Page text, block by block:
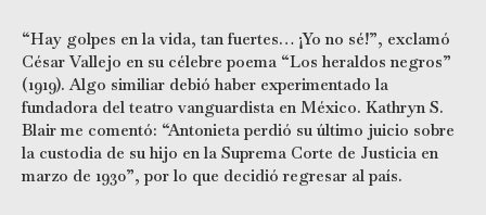
“Hay golpes en la vida, tan fuertes… ¡Yo no sé!”, exclamó
César Vallejo en su célebre poema “Los heraldos negros”
(1919). Algo similiar debió haber experimentado la
fundadora del teatro vanguardista en México. Kathryn S.
Blair me comentó: “Antonieta perdió su último juicio sobre
la custodia de su hijo en la Suprema Corte de Justicia en
marzo de 1930”, por lo que decidió regresar al país.